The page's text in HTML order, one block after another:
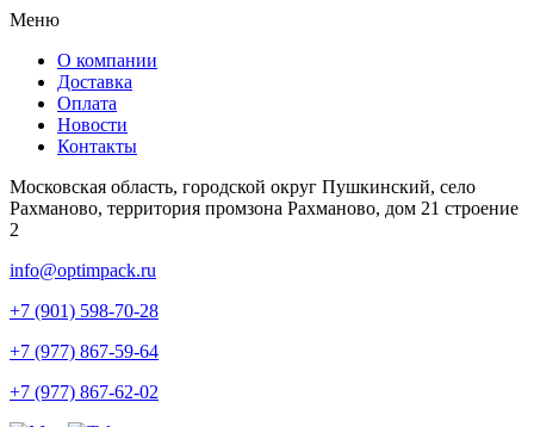
Меню
О компании
Доставка
Оплата
Новости
Контакты
Московская область, городской округ Пушкинский, село
Рахманово, территория промзона Рахманово, дом 21 строение
2
info@optimpack.ru
+7 (901) 598-70-28
+7 (977) 867-59-64
+7 (977) 867-62-02